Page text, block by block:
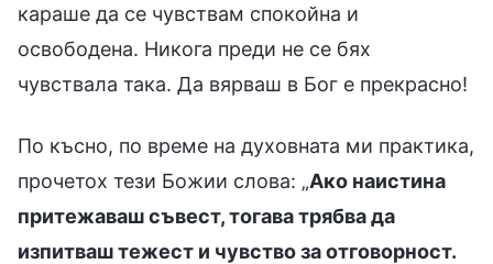
караше да се чувствам спокойна и
освободена. Никога преди не се бях
чувствала така. Да вярваш в Бог е прекрасно!
По късно, по време на духовната ми практика,
прочетох тези Божии слова: „Ако наистина
притежаваш съвест, тогава трябва да
изпитваш тежест и чувство за отговорност.